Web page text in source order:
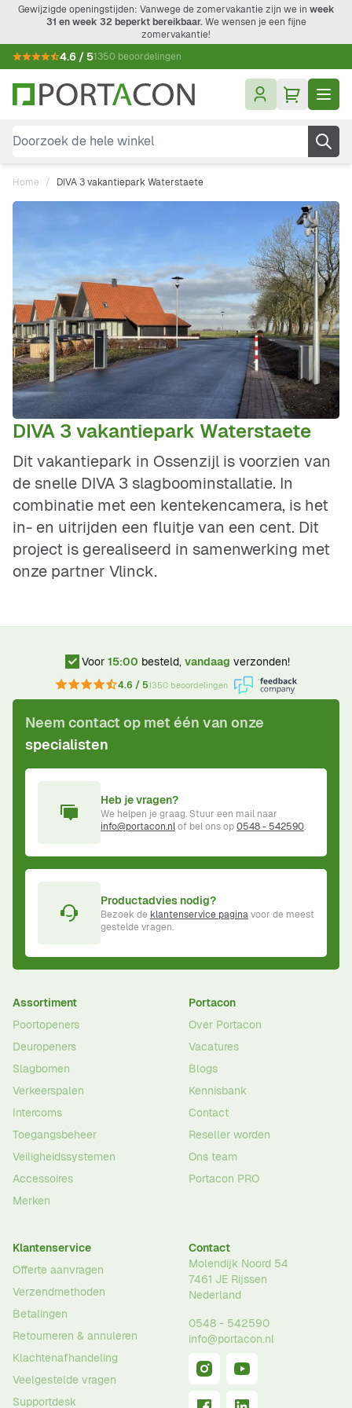
Ga naar de inhoud
Gewijzigde openingstijden: Vanwege de zomervakantie zijn we in week
31 en week 32 beperkt bereikbaar.We wensen je een fijne
zomervakantie!
4.6 / 51350 beoordelingen
Doorzoek de hele winkel
Home / DIVA 3 vakantiepark Waterstaete
DIVA 3 vakantiepark Waterstaete
Dit vakantiepark in Ossenzijl is voorzien van
de snelle DIVA 3 slagboominstallatie. In
combinatie met een kentekencamera, is het
in- en uitrijden een fluitje van een cent. Dit
project is gerealiseerd in samenwerking met
onze partner Vlinck.
Voor 15:00 besteld, vandaag verzonden!
4.6 / 51350 beoordelingen
Neem contact op met één van onze
specialisten
Heb je vragen?
We helpen je graag. Stuur een mail naar
info@portacon.nlof bel ons op0548 - 542590.
Productadvies nodig?
Bezoek de klantenservice paginavoor de meest
gestelde vragen.
Assortiment
Poortopeners
Deuropeners
Slagbomen
Verkeerspalen
Intercoms
Toegangsbeheer
Veiligheidssystemen
Accessoires
Merken
Portacon
Over Portacon
Vacatures
Blogs
Kennisbank
Contact
Reseller worden
Ons team
Portacon PRO
Klantenservice
Offerte aanvragen
Verzendmethoden
Betalingen
Retourneren & annuleren
Klachtenafhandeling
Veelgestelde vragen
Supportdesk
Contact
Molendijk Noord 54
7461 JE Rijssen
Nederland
0548 - 542590
info@portacon.nl